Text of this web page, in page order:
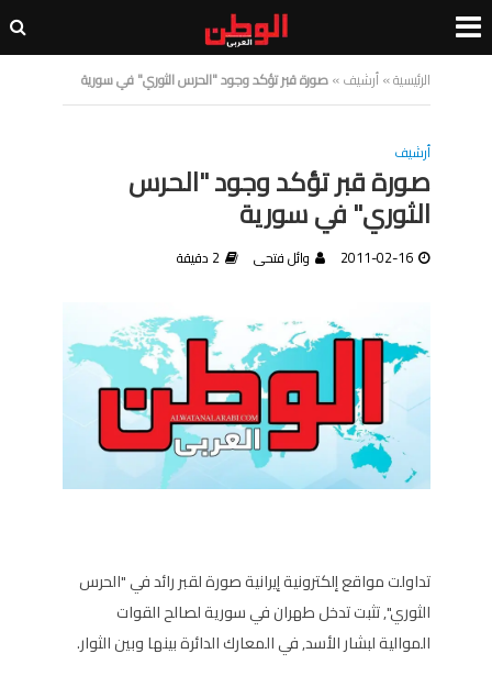
الرئيسية»أرشيف»صورة قبر تؤكد وجود "الحرس الثوري" في سورية
أرشيف
صورة قبر تؤكد وجود "الحرس
الثوري" في سورية
2011-02-16 وائل فتحى 2 دقيقة
تداولت مواقع إلكترونية إيرانية صورة لقبر رائد في "الحرس
الثوري", تثبت تدخل طهران في سورية لصالح القوات
الموالية لبشار الأسد, في المعارك الدائرة بينها وبين الثوار.